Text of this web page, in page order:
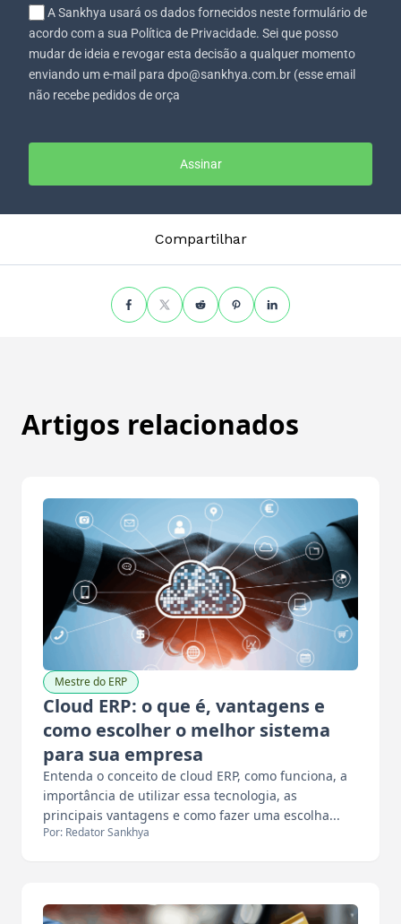
A Sankhya usará os dados fornecidos neste formulário de
acordo com a sua Política de Privacidade. Sei que posso
mudar de ideia e revogar esta decisão a qualquer momento
enviando um e-mail para dpo@sankhya.com.br (esse email
não recebe pedidos de orça
Assinar
Compartilhar
Artigos relacionados
Mestre do ERP
Cloud ERP: o que é, vantagens e
como escolher o melhor sistema
para sua empresa
Entenda o conceito de cloud ERP, como funciona, a
importância de utilizar essa tecnologia, as
principais vantagens e como fazer uma escolha...
Por: Redator Sankhya